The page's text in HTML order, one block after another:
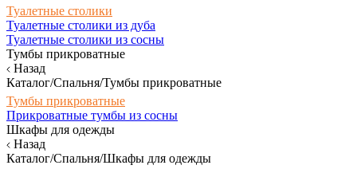
Туалетные столики
Туалетные столики из дуба
Туалетные столики из сосны
Тумбы прикроватные
Назад
Каталог/Спальня/Тумбы прикроватные
Тумбы прикроватные
Прикроватные тумбы из сосны
Шкафы для одежды
Назад
Каталог/Спальня/Шкафы для одежды